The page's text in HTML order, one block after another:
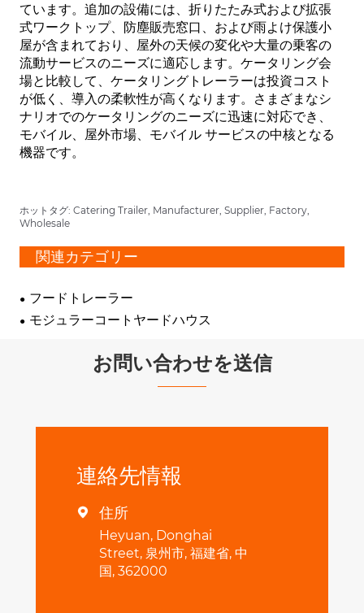
ています。追加の設備には、折りたたみ式および拡張
式ワークトップ、防塵販売窓口、および雨よけ保護小
屋が含まれており、屋外の天候の変化や大量の乗客の
流動サービスのニーズに適応します。ケータリング会
場と比較して、ケータリングト​​レーラーは投資コスト
が低く、導入の柔軟性が高くなります。さまざまなシ
ナリオでのケータリングのニーズに迅速に対応でき、
モバイル、屋外市場、モバイル サービスの中核となる
機器です。
ホットタグ: Catering Trailer, Manufacturer, Supplier, Factory,
Wholesale
関連カテゴリー
フードトレーラー
モジュラーコートヤードハウス
お問い合わせを送信
連絡先情報
 住所
Heyuan, Donghai
Street, 泉州市, 福建省, 中
国, 362000